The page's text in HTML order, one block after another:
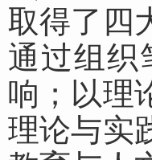
取得了四
通过组织
响；以理
理论与实